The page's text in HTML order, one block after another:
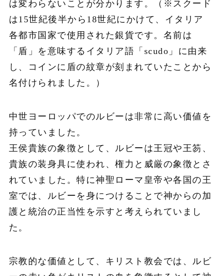
は変わらないことが分かります。（※スクード
は15世紀後半から18世紀にかけて、イタリア
各都市国家で使用された銀貨です。名前は
「盾」を意味するイタリア語「scudo」に由来
し、コインに盾の紋章が刻まれていたことから
名付けられました。）
中世ヨーロッパでのルビーは非常に高い価値を
持っていました。
王侯貴族の象徴として、ルビーは王冠や王笏、
貴族の装身具に使われ、権力と威厳の象徴とさ
れていました。特に神聖ローマ皇帝や各国の王
室では、ルビーを身につけることで神からの加
護と統治の正当性を示すと考えられていまし
た。
宗教的な価値として、キリスト教会では、ルビ